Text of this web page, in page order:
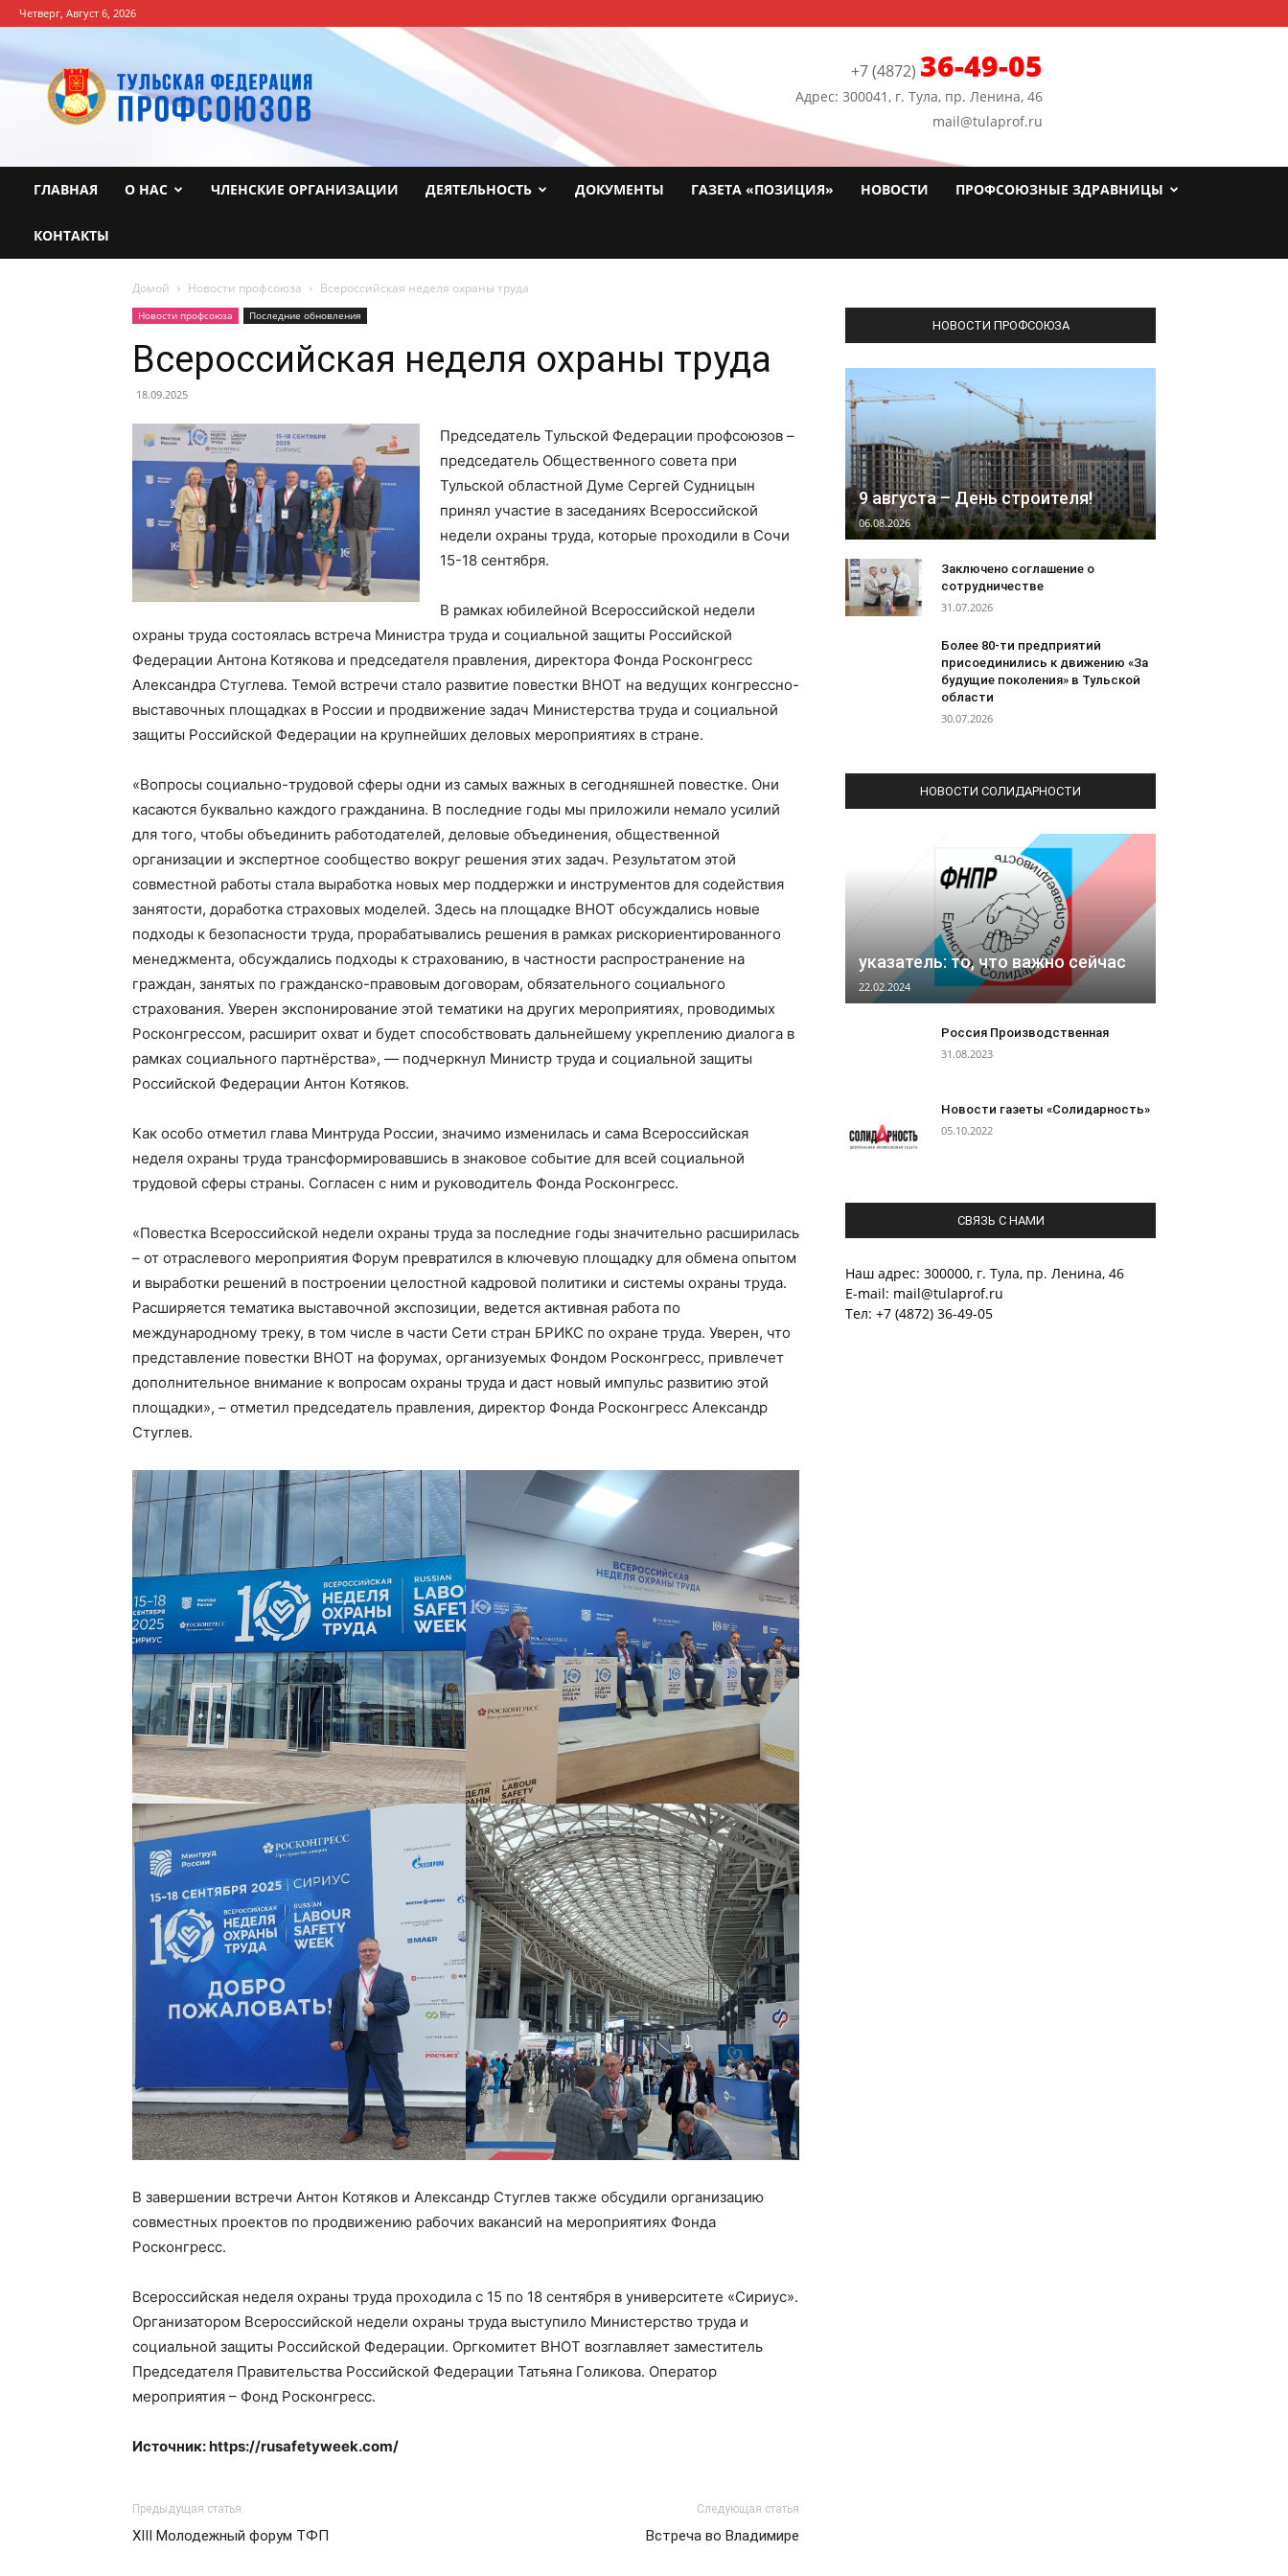
Четверг, Август 6, 2026
Федерация
профсоюзов
+7 (4872) 36-49-05
Адрес: 300041, г. Тула, пр. Ленина, 46
mail@tulaprof.ru
ГЛАВНАЯ О НАС ЧЛЕНСКИЕ ОРГАНИЗАЦИИ ДЕЯТЕЛЬНОСТЬ ДОКУМЕНТЫ ГАЗЕТА «ПОЗИЦИЯ» НОВОСТИ ПРОФСОЮЗНЫЕ ЗДРАВНИЦЫ
КОНТАКТЫ
Домой Новости профсоюза Всероссийская неделя охраны труда
Новости профсоюза Последние обновления
Всероссийская неделя охраны труда
18.09.2025
Председатель Тульской Федерации профсоюзов –
председатель Общественного совета при
Тульской областной Думе Сергей Судницын
принял участие в заседаниях Всероссийской
недели охраны труда, которые проходили в Сочи
15-18 сентября.
В рамках юбилейной Всероссийской недели
охраны труда состоялась встреча Министра труда и социальной защиты Российской
Федерации Антона Котякова и председателя правления, директора Фонда Росконгресс
Александра Стуглева. Темой встречи стало развитие повестки ВНОТ на ведущих конгрессно-
выставочных площадках в России и продвижение задач Министерства труда и социальной
защиты Российской Федерации на крупнейших деловых мероприятиях в стране.
«Вопросы социально-трудовой сферы одни из самых важных в сегодняшней повестке. Они
касаются буквально каждого гражданина. В последние годы мы приложили немало усилий
для того, чтобы объединить работодателей, деловые объединения, общественной
организации и экспертное сообщество вокруг решения этих задач. Результатом этой
совместной работы стала выработка новых мер поддержки и инструментов для содействия
занятости, доработка страховых моделей. Здесь на площадке ВНОТ обсуждались новые
подходы к безопасности труда, прорабатывались решения в рамках рискориентированного
менеджмента, обсуждались подходы к страхованию, в частности распространение на
граждан, занятых по гражданско-правовым договорам, обязательного социального
страхования. Уверен экспонирование этой тематики на других мероприятиях, проводимых
Росконгрессом, расширит охват и будет способствовать дальнейшему укреплению диалога в
рамках социального партнёрства», — подчеркнул Министр труда и социальной защиты
Российской Федерации Антон Котяков.
Как особо отметил глава Минтруда России, значимо изменилась и сама Всероссийская
неделя охраны труда трансформировавшись в знаковое событие для всей социальной
трудовой сферы страны. Согласен с ним и руководитель Фонда Росконгресс.
«Повестка Всероссийской недели охраны труда за последние годы значительно расширилась
– от отраслевого мероприятия Форум превратился в ключевую площадку для обмена опытом
и выработки решений в построении целостной кадровой политики и системы охраны труда.
Расширяется тематика выставочной экспозиции, ведется активная работа по
международному треку, в том числе в части Сети стран БРИКС по охране труда. Уверен, что
представление повестки ВНОТ на форумах, организуемых Фондом Росконгресс, привлечет
дополнительное внимание к вопросам охраны труда и даст новый импульс развитию этой
площадки», – отметил председатель правления, директор Фонда Росконгресс Александр
Стуглев.
В завершении встречи Антон Котяков и Александр Стуглев также обсудили организацию
совместных проектов по продвижению рабочих вакансий на мероприятиях Фонда
Росконгресс.
Всероссийская неделя охраны труда проходила с 15 по 18 сентября в университете «Сириус».
Организатором Всероссийской недели охраны труда выступило Министерство труда и
социальной защиты Российской Федерации. Оргкомитет ВНОТ возглавляет заместитель
Председателя Правительства Российской Федерации Татьяна Голикова. Оператор
мероприятия – Фонд Росконгресс.
Источник: https://rusafetyweek.com/
Предыдущая статья
XIII Молодежный форум ТФП
Следующая статья
Встреча во Владимире
НОВОСТИ ПРОФСОЮЗА
9 августа – День строителя!
06.08.2026
Заключено соглашение о
сотрудничестве
31.07.2026
Более 80-ти предприятий
присоединились к движению «За
будущие поколения» в Тульской
области
30.07.2026
НОВОСТИ СОЛИДАРНОСТИ
указатель: то, что важно сейчас
22.02.2024
Россия Производственная
31.08.2023
Новости газеты «Солидарность»
05.10.2022
СВЯЗЬ С НАМИ
Наш адрес: 300000, г. Тула, пр. Ленина, 46
E-mail: mail@tulaprof.ru
Тел: +7 (4872) 36-49-05